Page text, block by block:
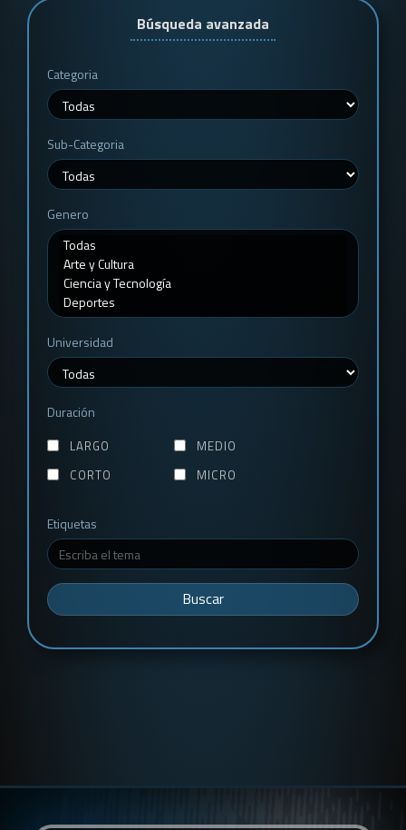
Búsqueda avanzada
Categoria
Sub-Categoria
Genero
Universidad
Duración
LARGO
MEDIO
CORTO
MICRO
Etiquetas
Buscar